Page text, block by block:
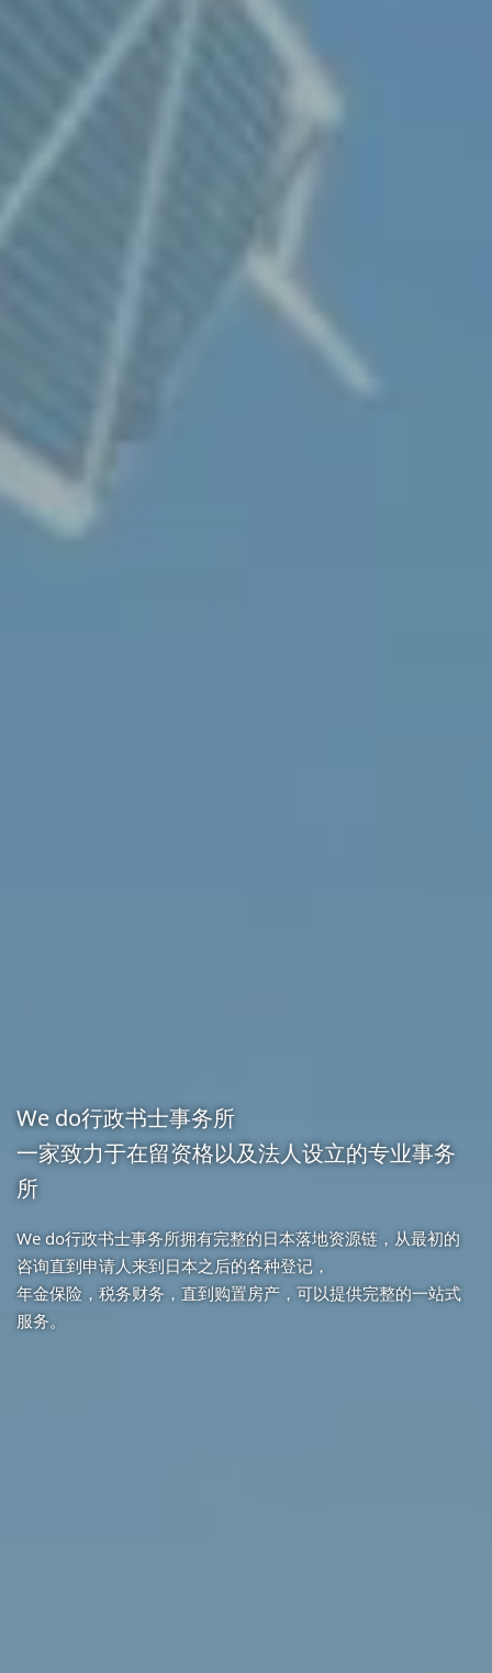
We do行政书士事务所
一家致力于在留资格以及法人设立的专业事务
所
We do行政书士事务所根据不同客户的具体需求提供各种方
案，
为客户匹配安全可靠的落地资源等一站式服务，是提供咨询和
申请的综合性终端机构。
We do行政书士事务所
一家致力于在留资格以及法人设立的专业事务
所
We do行政书士事务所拥有完整的日本落地资源链，从最初的
咨询直到申请人来到日本之后的各种登记，
年金保险，税务财务，直到购置房产，可以提供完整的一站式
服务。
We do行政书士事务所
一家致力于在留资格以及法人设立的专业事务
所
We do行政书士事务所是一家服务范围广、服务周期长、有明
确收费标准、
有完整的售后服务，并且拥有强大资源库的行政书士事务所。